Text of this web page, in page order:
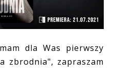
dla Was pierwszy
zbrodnia", zapraszam